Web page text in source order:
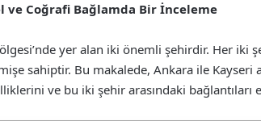
ve Coğrafi Bağlamda Bir İnceleme
yer alan iki önemli şehirdir. Her iki
sahiptir. Bu makalede, Ankara ile Kayseri
ve bu iki şehir arasındaki bağlantıları